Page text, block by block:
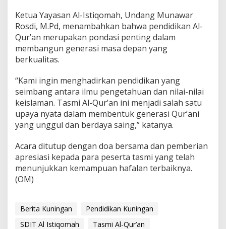
Ketua Yayasan Al-Istiqomah, Undang Munawar
Rosdi, M.Pd, menambahkan bahwa pendidikan Al-
Qur’an merupakan pondasi penting dalam
membangun generasi masa depan yang
berkualitas.
“Kami ingin menghadirkan pendidikan yang
seimbang antara ilmu pengetahuan dan nilai-nilai
keislaman. Tasmi Al-Qur’an ini menjadi salah satu
upaya nyata dalam membentuk generasi Qur’ani
yang unggul dan berdaya saing,” katanya.
Acara ditutup dengan doa bersama dan pemberian
apresiasi kepada para peserta tasmi yang telah
menunjukkan kemampuan hafalan terbaiknya.
(OM)
Berita Kuningan
Pendidikan Kuningan
SDIT Al Istiqomah
Tasmi Al-Qur’an